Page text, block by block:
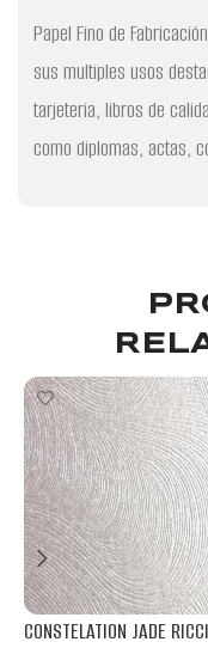
Papel Fino de
sus multiples usos
tarjeteria, libros de
como diplomas, actas,
CONSTELATION JADE